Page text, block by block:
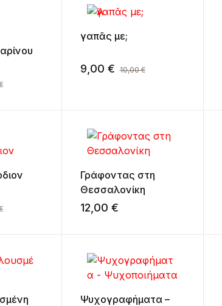
Ἀγαπᾶς με;
9,00 € 10,00€
Γράφοντας στη
Θεσσαλονίκη
12,00 €
Ψυχογραφήματα –